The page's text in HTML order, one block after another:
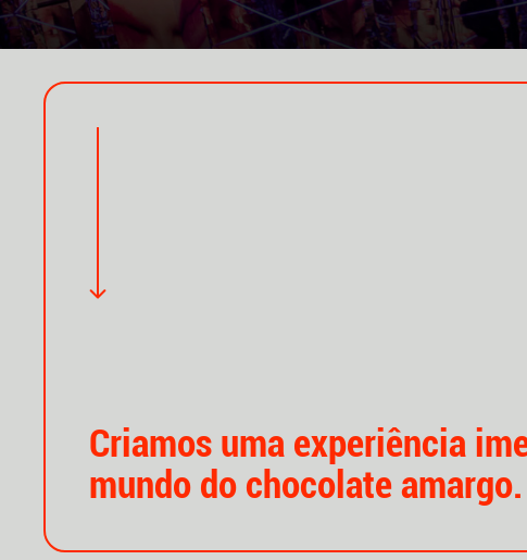
Criamos uma experiência
mundo do chocolate amargo.